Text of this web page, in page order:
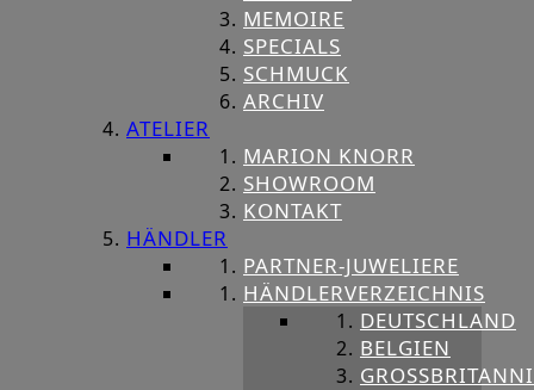
MEMOIRE
SPECIALS
SCHMUCK
ARCHIV
ATELIER
MARION KNORR
SHOWROOM
KONTAKT
HÄNDLER
PARTNER-JUWELIERE
HÄNDLERVERZEICHNIS
DEUTSCHLAND
BELGIEN